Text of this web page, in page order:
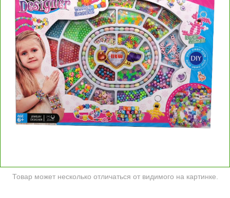
Товар может несколько отличаться от видимого на картинке.